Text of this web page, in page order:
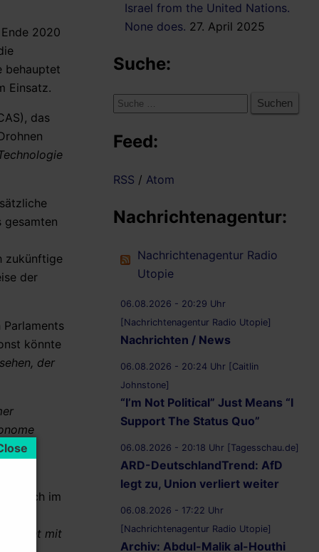
2020
behauptet
Einsatz.
das
gesamten
zukünftige
der
könnte
der
auch im
dient mit
Israel from the United Nations.
None does. 27. April 2025
Suche:
Suche
Feed:
RSS / Atom
Nachrichtenagentur:
Nachrichtenagentur Radio
Utopie
06.08.2026 - 20:29 Uhr
[Nachrichtenagentur Radio Utopie]
Nachrichten / News
06.08.2026 - 20:24 Uhr [Caitlin
Johnstone]
“I’m Not Political” Just Means “I
Support The Status Quo”
06.08.2026 - 20:18 Uhr [Tagesschau.de]
ARD-DeutschlandTrend: AfD
legt zu, Union verliert weiter
06.08.2026 - 17:22 Uhr
[Nachrichtenagentur Radio Utopie]
Archiv: Abdul-Malik al-Houthi